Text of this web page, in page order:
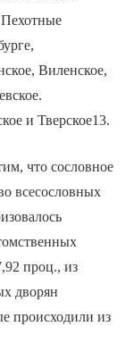
Виленское,
и Тверское13.
что сословное
всесословных
проц., из
дворян
происходили из